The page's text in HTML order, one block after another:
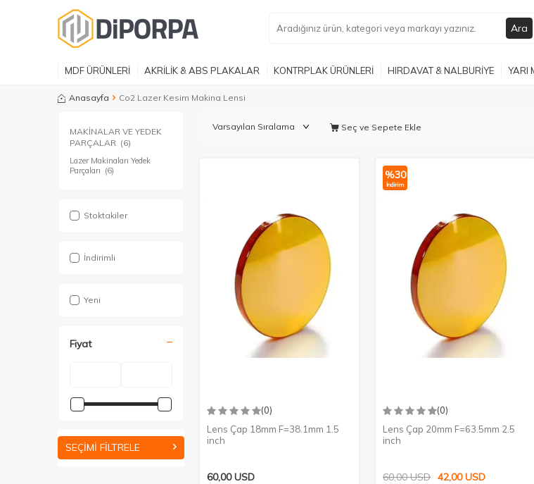
Ara
MDF ÜRÜNLERİ AKRİLİK & ABS PLAKALAR KONTRPLAK ÜRÜNLERİ HIRDAVAT & NALBURİYE YARI
Anasayfa Co2 Lazer Kesim Makina Lensi
MAKİNALAR VE YEDEK
PARÇALAR (6)
Lazer Makinaları Yedek
Parçaları (6)
Stoktakiler
İndirimli
Yeni
Fiyat
SEÇIMI FILTRELE
Seç ve Sepete Ekle
(0)
Lens Çap 18mm F=38.1mm 1.5
inch
60,00USD
%30
İndirim
(0)
Lens Çap 20mm F=63.5mm 2.5
inch
60,00USD 42,00USD